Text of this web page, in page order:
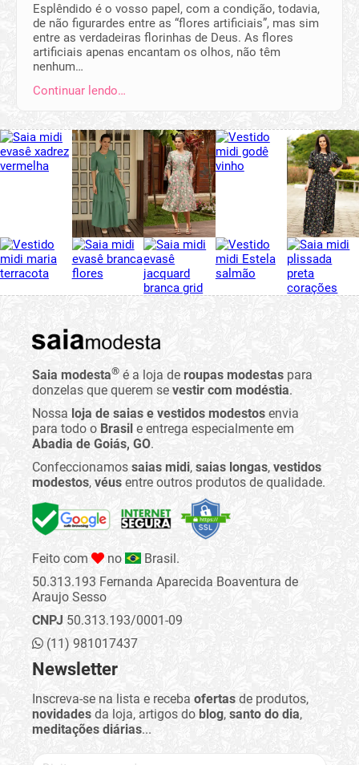
Esplêndido é o vosso papel, com a condição, todavia,
de não figurardes entre as “flores artificiais”, mas sim
entre as verdadeiras florinhas de Deus. As flores
artificiais apenas encantam os olhos, não têm
nenhum…
Continuar lendo…
Saia modesta® é a loja de roupas modestas para
donzelas que querem se vestir com modéstia.
Nossa loja de saias e vestidos modestos envia
para todo o Brasil e entrega especialmente em
Abadia de Goiás, GO.
Confeccionamos saias midi, saias longas, vestidos
modestos, véus entre outros produtos de qualidade.
Feito com no
Brasil.
50.313.193 Fernanda Aparecida Boaventura de
Araujo Sesso
CNPJ 50.313.193/0001-09
(11) 981017437
Newsletter
Inscreva-se na lista e receba ofertas de produtos,
novidades da loja, artigos do blog, santo do dia,
meditações diárias...